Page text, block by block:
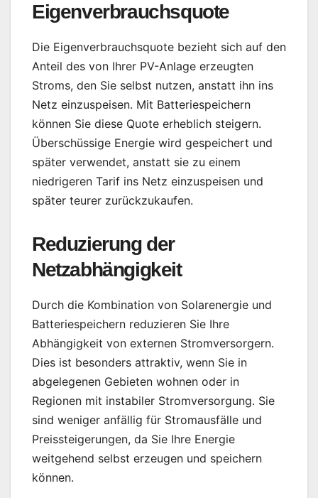
Eigenverbrauchsquote
Die Eigenverbrauchsquote bezieht sich auf den
Anteil des von Ihrer PV-Anlage erzeugten
Stroms, den Sie selbst nutzen, anstatt ihn ins
Netz einzuspeisen. Mit Batteriespeichern
können Sie diese Quote erheblich steigern.
Überschüssige Energie wird gespeichert und
später verwendet, anstatt sie zu einem
niedrigeren Tarif ins Netz einzuspeisen und
später teurer zurückzukaufen.
Reduzierung der
Netzabhängigkeit
Durch die Kombination von Solarenergie und
Batteriespeichern reduzieren Sie Ihre
Abhängigkeit von externen Stromversorgern.
Dies ist besonders attraktiv, wenn Sie in
abgelegenen Gebieten wohnen oder in
Regionen mit instabiler Stromversorgung. Sie
sind weniger anfällig für Stromausfälle und
Preissteigerungen, da Sie Ihre Energie
weitgehend selbst erzeugen und speichern
können.